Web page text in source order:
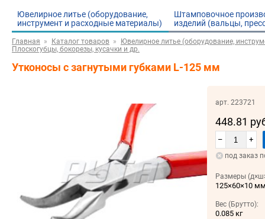
Ювелирное литье (оборудование,
инструмент и расходные материалы)
Штамповочное
изделий (вальцы,
Главная Каталог товаров
Ювелирное литье (оборудование,
Плоскогубцы, бокорезы, кусачки и др.
Утконосы с загнутыми губками L-125 мм
арт. 223721
448.81
– +
под заказ
Размеры
125×60×10
Вес (Брутто):
0.085 кг